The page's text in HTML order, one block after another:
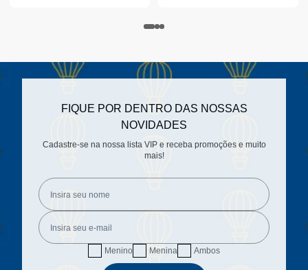
FIQUE POR DENTRO DAS NOSSAS
NOVIDADES
Cadastre-se na nossa lista VIP e receba promoções e muito
mais!
Menino Menina Ambos